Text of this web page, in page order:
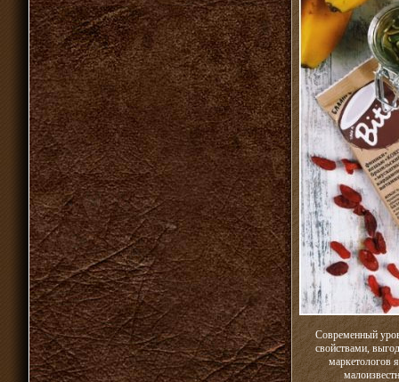
Современный
свойствами,
маркетологов